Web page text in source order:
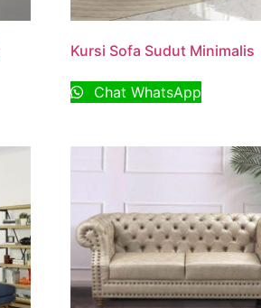
Kursi Sofa Sudut Minimalis
Chat WhatsApp